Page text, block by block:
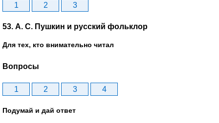
1 2 3
53. А. С. Пушкин и русский фольклор
Для тех, кто внимательно читал
Вопросы
1 2 3 4
Подумай и дай ответ